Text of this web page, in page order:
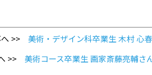
>> 美術・デザイン科卒業生 木村 心
>> 美術コース卒業生 画家斎藤亮輔さ